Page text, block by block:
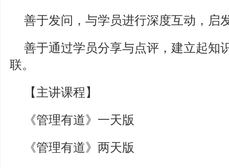
善于发问，与学员进行深度互动，启
善于通过学员分享与点评，建立起知
联。
【主讲课程】
《管理有道》一天版
《管理有道》两天版